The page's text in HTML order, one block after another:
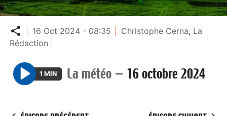
Partager
16 Oct 2024 - 08:35 Christophe Cerna, La
Rédaction
P
1 MIN La météo — 16 octobre 2024